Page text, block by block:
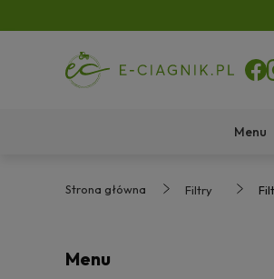
Menu
Strona główna Filtry
Menu